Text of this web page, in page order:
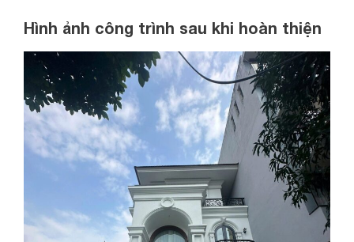
Hình ảnh công trình sau khi hoàn thiện